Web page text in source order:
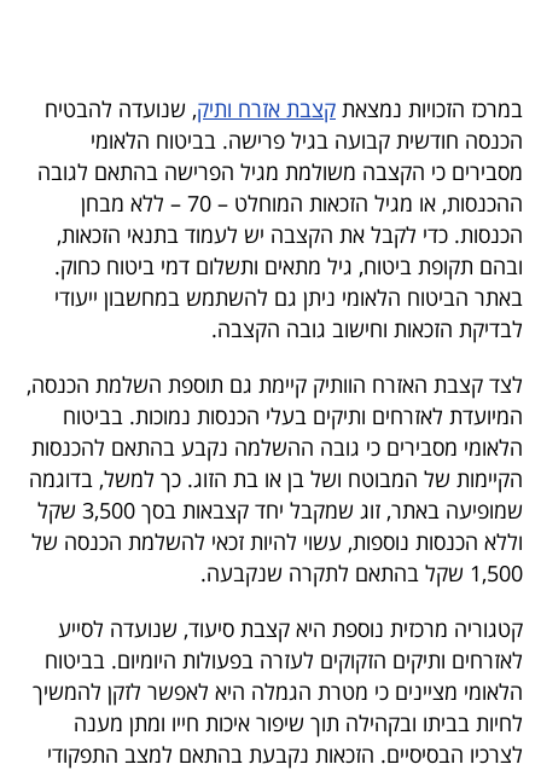
פודקאסט
40
UNDER
40
שיתופי
פעולה
דרושים
ניוזלטרים
מייל
אדום
במרכז הזכויות נמצאת קצבת אזרח ותיק, שנועדה להבטיח
הכנסה חודשית קבועה בגיל פרישה. בביטוח הלאומי
מסבירים כי הקצבה משולמת מגיל הפרישה בהתאם לגובה
ההכנסות, או מגיל הזכאות המוחלט – 70 – ללא מבחן
הכנסות. כדי לקבל את הקצבה יש לעמוד בתנאי הזכאות,
ובהם תקופת ביטוח, גיל מתאים ותשלום דמי ביטוח כחוק.
באתר הביטוח הלאומי ניתן גם להשתמש במחשבון ייעודי
לבדיקת הזכאות וחישוב גובה הקצבה.
לצד קצבת האזרח הוותיק קיימת גם תוספת השלמת הכנסה,
המיועדת לאזרחים ותיקים בעלי הכנסות נמוכות. בביטוח
הלאומי מסבירים כי גובה ההשלמה נקבע בהתאם להכנסות
הקיימות של המבוטח ושל בן או בת הזוג. כך למשל, בדוגמה
שמופיעה באתר, זוג שמקבל יחד קצבאות בסך 3,500 שקל
וללא הכנסות נוספות, עשוי להיות זכאי להשלמת הכנסה של
1,500 שקל בהתאם לתקרה שנקבעה.
קטגוריה מרכזית נוספת היא קצבת סיעוד, שנועדה לסייע
לאזרחים ותיקים הזקוקים לעזרה בפעולות היומיום. בביטוח
הלאומי מציינים כי מטרת הגמלה היא לאפשר לזקן להמשיך
לחיות בביתו ובקהילה תוך שיפור איכות חייו ומתן מענה
לצרכיו הבסיסיים. הזכאות נקבעת בהתאם למצב התפקודי